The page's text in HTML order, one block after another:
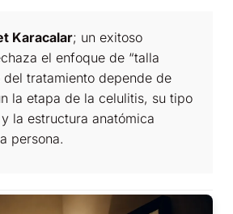
Karacalar; un exitoso
el enfoque de “talla
del tratamiento depende de
la etapa de la celulitis, su tipo
la estructura anatómica
persona.